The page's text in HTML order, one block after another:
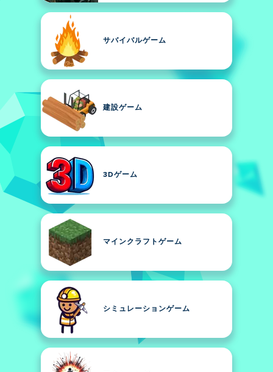
サバイバルゲーム
建設ゲーム
3Dゲーム
マインクラフトゲーム
シミュレーションゲーム